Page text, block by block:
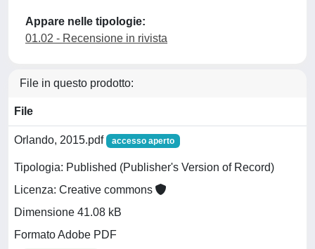
Appare nelle tipologie:
01.02 - Recensione in rivista
File in questo prodotto:
File
Orlando, 2015.pdf accesso aperto
Tipologia: Published (Publisher's Version of Record)
Licenza: Creative commons
Dimensione 41.08 kB
Formato Adobe PDF